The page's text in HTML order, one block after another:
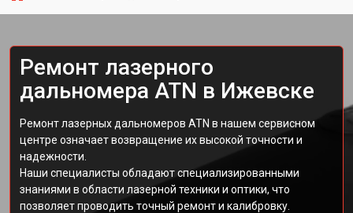
Ремонт лазерного
дальномера ATN в Ижевске
Ремонт лазерных дальномеров ATN в нашем сервисном
центре означает возвращение их высокой точности и
надежности.
Наши специалисты обладают специализированными
знаниями в области лазерной техники и оптики, что
позволяет проводить точный ремонт и калибровку.